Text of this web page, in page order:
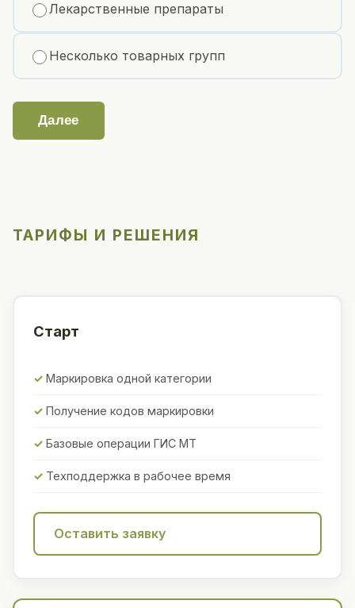
Лекарственные препараты
Несколько товарных групп
Далее
ТАРИФЫ И РЕШЕНИЯ
Старт
Маркировка одной категории
Получение кодов маркировки
Базовые операции ГИС МТ
Техподдержка в рабочее время
Оставить заявку